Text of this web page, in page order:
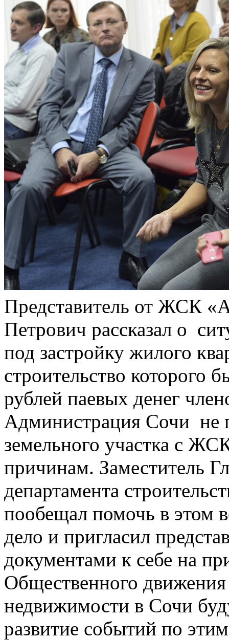
Представитель от ЖСК
Петрович рассказал о
под застройку жилого
строительство которого
рублей паевых денег
Администрация Сочи не
земельного участка с
причинам. Заместитель
департамента
пообещал помочь в этом
дело и пригласил
документами к себе на
Общественного
недвижимости в Сочи
развитие событий по